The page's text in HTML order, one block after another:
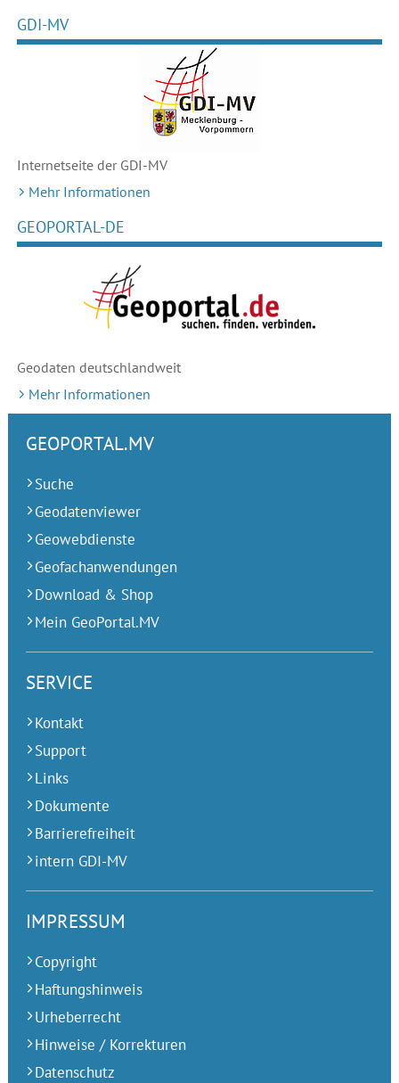
GDI-MV
Internetseite der GDI-MV
Mehr Informationen
GEOPORTAL-DE
Geodaten deutschlandweit
Mehr Informationen
GEOPORTAL.MV
Suche
Geodatenviewer
Geowebdienste
Geofachanwendungen
Download & Shop
Mein GeoPortal.MV
SERVICE
Kontakt
Support
Links
Dokumente
Barrierefreiheit
intern GDI-MV
IMPRESSUM
Copyright
Haftungshinweis
Urheberrecht
Hinweise / Korrekturen
Datenschutz